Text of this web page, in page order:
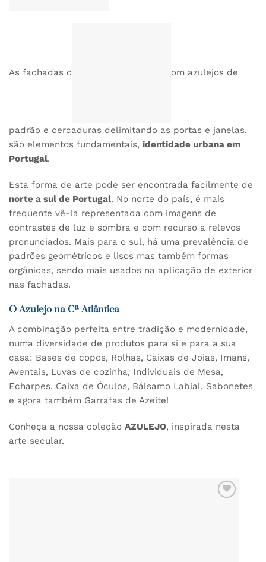
As fachadas c om azulejos de
padrão e cercaduras delimitando as portas e janelas,
são elementos fundamentais, identidade urbana em
Portugal.
Esta forma de arte pode ser encontrada facilmente de
norte a sul de Portugal. No norte do país, é mais
frequente vê-la representada com imagens de
contrastes de luz e sombra e com recurso a relevos
pronunciados. Mais para o sul, há uma prevalência de
padrões geométricos e lisos mas também formas
orgânicas, sendo mais usados na aplicação de exterior
nas fachadas.
O Azulejo na Cª Atlântica
A combinação perfeita entre tradição e modernidade,
numa diversidade de produtos para si e para a sua
casa: Bases de copos, Rolhas, Caixas de Joias, Imans,
Aventais, Luvas de cozinha, Individuais de Mesa,
Echarpes, Caixa de Óculos, Bálsamo Labial, Sabonetes
e agora também Garrafas de Azeite!
Conheça a nossa coleção AZULEJO, inspirada nesta
arte secular.